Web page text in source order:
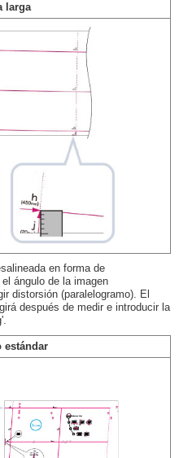
larga
en forma de
ángulo de la imagen
distorsión (paralelogramo). El
después de medir e introducir la
estándar